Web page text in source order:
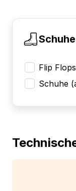
Schuhe
Flip
Schuhe